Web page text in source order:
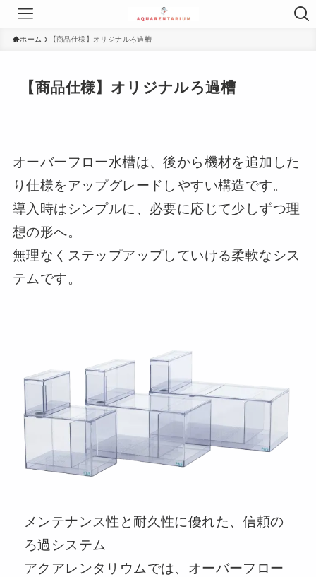
ホーム 【商品仕様】オリジナルろ過槽
【商品仕様】オリジナルろ過槽
オーバーフロー水槽は、後から機材を追加した
り仕様をアップグレードしやすい構造です。
導入時はシンプルに、必要に応じて少しずつ理
想の形へ。
無理なくステップアップしていける柔軟なシス
テムです。
メンテナンス性と耐久性に優れた、信頼の
ろ過システム
アクアレンタリウムでは、オーバーフロー